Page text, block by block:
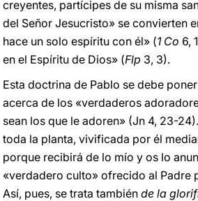
creyentes, partícipes de su misma
del Señor Jesucristo» se convierten
hace un solo espíritu con él» (1 Co 6,
en el Espíritu de Dios» (Flp 3, 3).
Esta doctrina de Pablo se debe
acerca de los «verdaderos
sean los que le adoren» (Jn 4, 23-
toda la planta, vivificada por él
porque recibirá de lo mío y os lo
«verdadero culto» ofrecido al Padre
Así, pues, se trata también de la